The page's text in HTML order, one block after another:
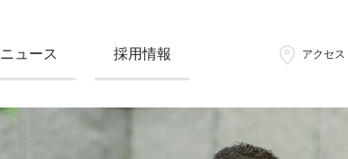
ニュース 採用情報 アクセス